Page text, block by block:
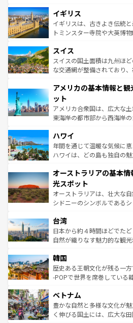
香り高いラベンダー畑など、
らに、パリ以外の地域にも
も豊かな歴史と文化が息づ
を参照してほしい。
顔を持つこの国は、どこを
ルリンの文化的活気、バイ
してライン川沿いのワイン
は、お酒好きな人にはぜひ体験してほ
ドイツ情報はコンテンツ一覧
イギリス
イギリスは、古きよき伝統
トミンスター寺院や大英博
リアごとに異なる魅力があ
ティー、ビール好きにはた
戦など、本場だからこそで
ンツ一覧を参照してほしい。
スイス
スイスの国土面積は九州ほ
な交通網が整備されており
の建物がそのまま残る町や
博物館もあり、アルプス観
ことができる。国民の所得
者向けの交通パス提供のサ
着のスイス情報は
アメリカの基本情報と
ット
アメリカ合衆国は、広大な
東海岸の都市部から西海岸
のような巨大都市は、観光、
ンメントが詰まった刺激的
西部には大自然が広がり、
部のニューオーリンズでは
文化が魅力。旅行者はアメリ
しみながら、その多様性と
るだろう。車でのロードトリ
情報は
ハワイ
年間を通じて温暖な気候に
ハワイは、どの島も独自の
ワイ島は見逃せない。また
島だが、静かな自然を求める
おすすめ。エメラルドグリ
文化や歴史が息づいている
人々、おいしいローカルフー
ク、伝統的なフラダンスな
っている。訪れるたびに新
はコンテンツ一覧
オーストラリアの基本
光スポット
オーストラリアは、壮大な
シドニーのシンボルである
リアリーフや大陸中央部にそ
ク）、タスマニアの美しい
ど、見どころがたくさん。
いる。アクティビティも充実
ビング、ハイキングなど、
い。オーストラリアの多彩
参照してほしい。
台湾
日本から約４時間ほどでた
自然が織りなす魅力的な観
ン）、静ひつな山岳地帯であ
と山間の静けさが共存して
驚きをもたらしてくれる。
容にもいいと評判のスイーツ
が味わえる。 なお、新
照してほしい。
韓国
歴史ある王朝文化が残る一
-POPで世界を席巻している
き、地方に足を延ばせば四季
できる。そして、キムチや
まで、さまざまな韓国料理
ベトナム
豊かな自然と多様な文化が
く伸びる国土には、広大な